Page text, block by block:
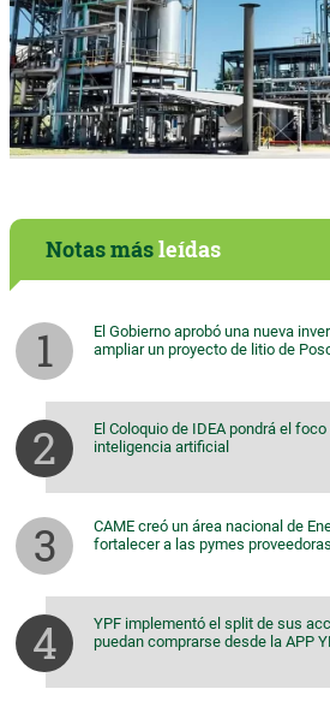
Notas másleídas
El Gobierno aprobó una nueva
ampliar un proyecto de litio de
El Coloquio de IDEA pondrá el
inteligencia artificial
CAME creó un área nacional de
fortalecer a las pymes proveedoras
YPF implementó el split de sus
puedan comprarse desde la APP